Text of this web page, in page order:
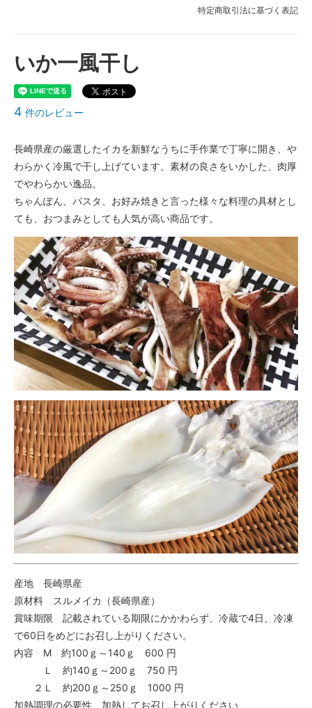
特定商取引法に基づく表記
いか一風干し
4 件のレビュー
長崎県産の厳選したイカを新鮮なうちに手作業で丁寧に開き、や
わらかく冷風で干し上げています。素材の良さをいかした、肉厚
でやわらかい逸品。
ちゃんぽん、パスタ、お好み焼きと言った様々な料理の具材とし
ても、おつまみとしても人気が高い商品です。
産地 長崎県産
原材料 スルメイカ（長崎県産）
賞味期限 記載されている期限にかかわらず、冷蔵で4日、冷凍
で60日をめどにお召し上がりください。
内容 M 約100ｇ～140ｇ 600 円
Ｌ 約140ｇ～200ｇ 750 円
２Ｌ 約200ｇ～250ｇ 1000 円
加熱調理の必要性 加熱してお召し上がりください